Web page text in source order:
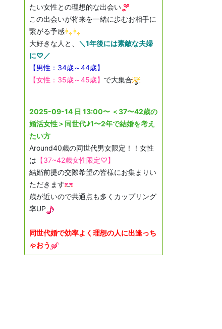
たい女性との理想的な出会い
この出会いが将来を一緒に歩むお相手に
繋がる予感
大好きな人と、 ＼1年後には素敵な夫婦
に♡／
【男性：34歳～44歳】
【女性：35歳～45歳】 で大集合
2025-09-14 日 13:00〜 ＜37〜42歳の
婚活女性＞同世代♪1〜2年で結婚を考え
たい方
Around40歳の同世代男女限定！！女性
は 【37~42歳女性限定♡】
結婚前提の交際希望の皆様にお集まりい
ただきます
歳が近いので共通点も多くカップリング
率UP
同世代婚で効率よく理想の人に出逢っち
ゃおう